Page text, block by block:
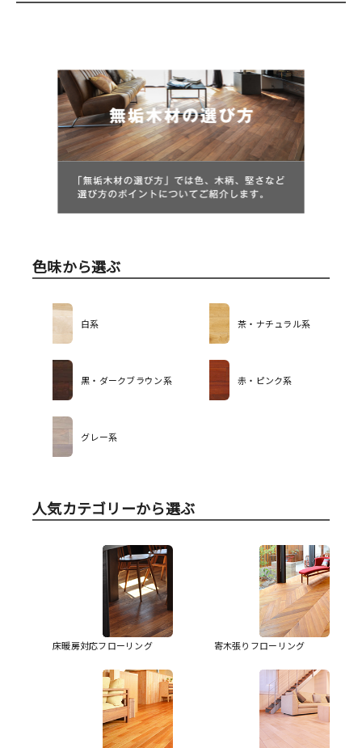
色味から選ぶ
白系 茶・ナチュラル系
黒・ダークブラウン系 赤・ピンク系
グレー系
人気カテゴリーから選ぶ
床暖房対応フローリング 寄木張りフローリング